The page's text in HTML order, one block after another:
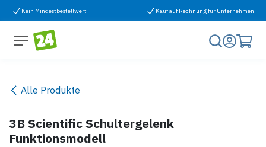
Zum Inhalt springen
Kein Mindestbestellwert Kauf auf Rechnung für Unternehmen
Alle Produkte
3B Scientific Schultergelenk
Funktionsmodell